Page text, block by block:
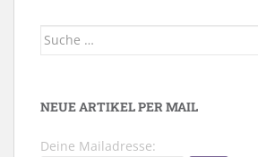
Suche
NEUE ARTIKEL PER MAIL
Deine Mailadresse: